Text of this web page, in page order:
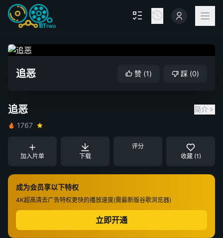
追恶 赞 (1) 踩 (0)
追恶
简介
1767
加入片单 下载
评分
收藏 (1)
成为会员享以下特权
4K超高清去广告特权更快的播放速度(需最新版谷歌浏览器)
立即开通